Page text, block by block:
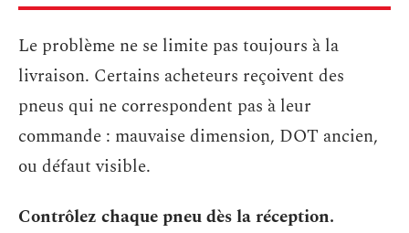
Le problème ne se limite pas toujours à la
livraison. Certains acheteurs reçoivent des
pneus qui ne correspondent pas à leur
commande : mauvaise dimension, DOT ancien,
ou défaut visible.
Contrôlez chaque pneu dès la réception.